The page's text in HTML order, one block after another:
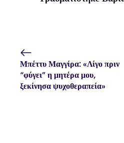
Μπέττυ Μαγγίρα: «Λίγο πριν
“φύγει” η μητέρα μου,
ξεκίνησα ψυχοθεραπεία»